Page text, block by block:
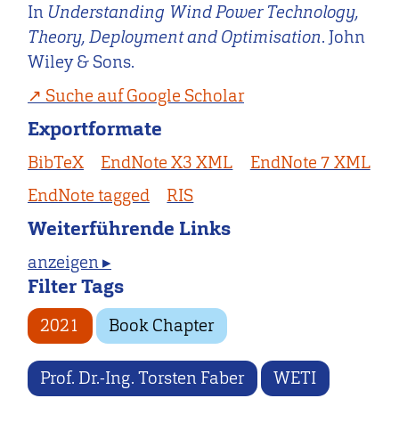
In Understanding Wind Power Technology,
Theory, Deployment and Optimisation. John
Wiley & Sons.
Suche auf Google Scholar
Exportformate
BibTeX EndNote X3 XML
EndNote 7 XML
EndNote tagged
RIS
Weiterführende Links
anzeigen ▸
Filter Tags
2021 Book Chapter
Prof. Dr.-Ing. Torsten Faber WETI